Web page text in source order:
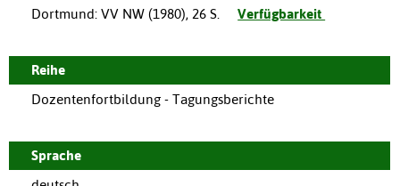
Dortmund: VV NW (1980), 26 S. Verfügbarkeit
Reihe
Dozentenfortbildung - Tagungsberichte
Sprache